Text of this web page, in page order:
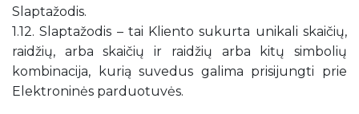
Slaptažodis.
1.12. Slaptažodis – tai Kliento sukurta unikali skaičių,
raidžių, arba skaičių ir raidžių arba kitų simbolių
kombinacija, kurią suvedus galima prisijungti prie
Elektroninės parduotuvės.